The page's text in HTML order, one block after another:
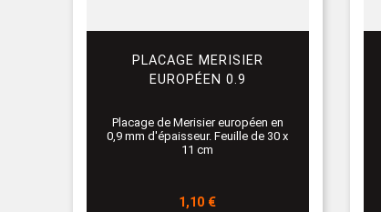
PLACAGE MERISIER
EUROPÉEN 0.9
Placage de Merisier européen en
0,9 mm d'épaisseur. Feuille de 30 x
11 cm
Prix
1,10 €